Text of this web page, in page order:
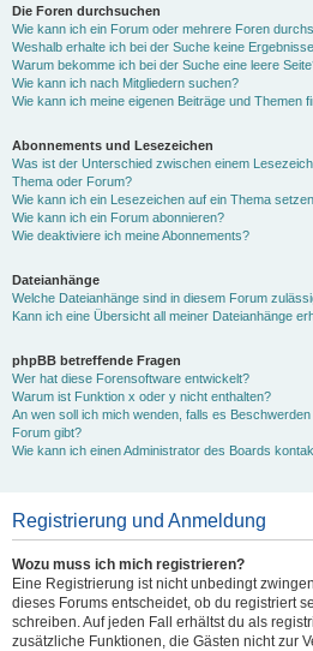
Die Foren durchsuchen
Wie kann ich ein Forum oder mehrere Foren
Weshalb erhalte ich bei der Suche keine
Warum bekomme ich bei der Suche eine leere
Wie kann ich nach Mitgliedern suchen?
Wie kann ich meine eigenen Beiträge und Themen
Abonnements und Lesezeichen
Was ist der Unterschied zwischen einem
Thema oder Forum?
Wie kann ich ein Lesezeichen auf ein Thema
Wie kann ich ein Forum abonnieren?
Wie deaktiviere ich meine Abonnements?
Dateianhänge
Welche Dateianhänge sind in diesem Forum
Kann ich eine Übersicht all meiner Dateianhänge
phpBB betreffende Fragen
Wer hat diese Forensoftware entwickelt?
Warum ist Funktion x oder y nicht enthalten?
An wen soll ich mich wenden, falls es
Forum gibt?
Wie kann ich einen Administrator des Boards
Registrierung und Anmeldung
Wozu muss ich mich registrieren?
Eine Registrierung ist nicht unbedingt
dieses Forums entscheidet, ob du registriert
schreiben. Auf jeden Fall erhältst du als
zusätzliche Funktionen, die Gästen nicht zur